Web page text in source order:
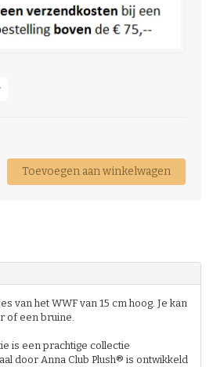
Toevoegen aan winkelwagen
van het WWF van 15 cm hoog. Je kan
of een bruine.
is een prachtige collectie
door Anna Club Plush® is ontwikkeld